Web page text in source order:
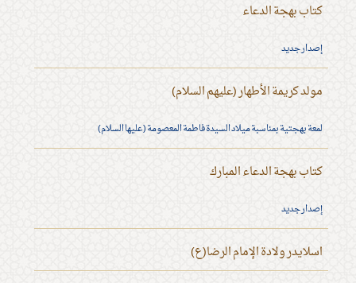
كتاب بهجة الدعاء
إصدار جديد
مولد كريمة الأطهار (عليهم السلام)
لمعة بهجتية بمناسبة ميلاد السيدة فاطمة المعصومة (عليها السلام)
كتاب بهجة الدعاء المبارك
إصدار جديد
اسلايدر ولادة الإمام الرضا(ع)